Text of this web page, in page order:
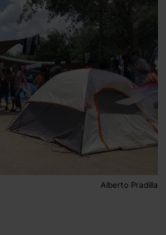
Alberto Pradilla